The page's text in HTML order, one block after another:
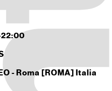
- Roma [ROMA] Italia